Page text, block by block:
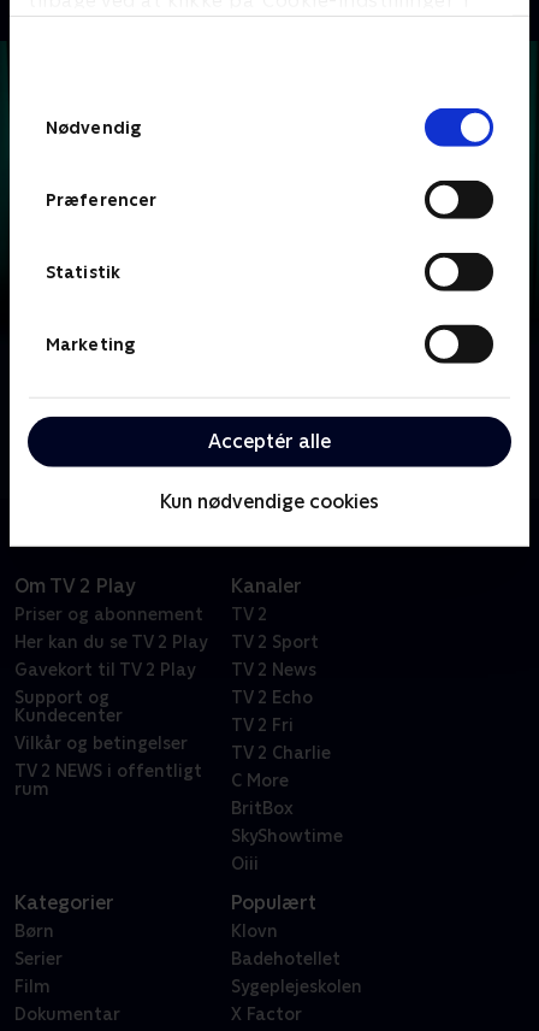
Nødvendig
Præferencer
Statistik
Marketing
Acceptér alle
Kun nødvendige cookies
skal bluffe, gætte, købe og sælge sig igennem en
masse loppefund i håbet om at tjene flest penge.
Om TV 2 Play
Priser og abonnement
Her kan du se TV 2 Play
Gavekort til TV 2 Play
Support og
Kundecenter
Vilkår og betingelser
TV 2 NEWS i offentligt
rum
Kanaler
TV 2
TV 2 Sport
TV 2 News
TV 2 Echo
TV 2 Fri
TV 2 Charlie
C More
BritBox
SkyShowtime
Oiii
Kategorier
Børn
Serier
Film
Dokumentar
Populært
Klovn
Badehotellet
Sygeplejeskolen
X Factor